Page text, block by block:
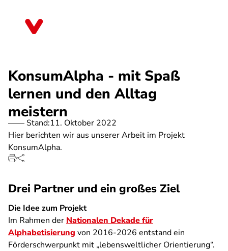
KonsumAlpha - mit Spaß
lernen und den Alltag
meistern
Stand:11. Oktober 2022
Hier berichten wir aus unserer Arbeit im Projekt
KonsumAlpha.
Drei Partner und ein großes Ziel
Die Idee zum Projekt
Im Rahmen der Nationalen Dekade für
Alphabetisierung von 2016-2026 entstand ein
Förderschwerpunkt mit „lebensweltlicher Orientierung“.